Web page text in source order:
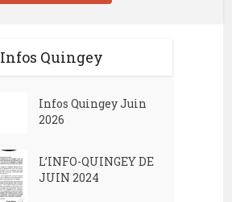
Infos Quingey
Infos Quingey Juin
2026
L’INFO-QUINGEY DE
JUIN 2024